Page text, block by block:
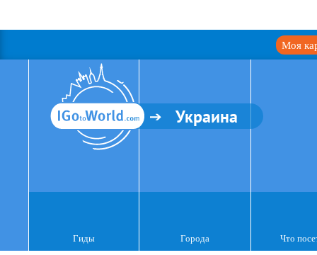
Моя
Украина
Гиды Города Что